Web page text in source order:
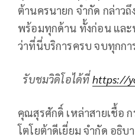
ต้านครนายก จำกัด กล่าวถึ
พร้อมทุกด้าน ทั้งก่อน แล
ว่าที่นี่บริการครบ จบทุกกา
รับชมวิดิโอได้ที่https://
คุณสุรศักดิ์ เหล่าสายเชื้อ
โตโยต้าดีเยี่ยม จำกัด อธิบ